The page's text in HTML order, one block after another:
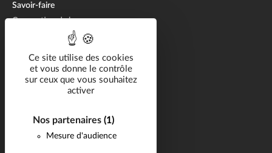
Ce site utilise des cookies
et vous donne le contrôle
sur ceux que vous souhaitez
activer
Nos partenaires (1)
Mesure d'audience
Savoir-faire
Conception de bennes
Fabrication de bennes
Solutions métier
Carrière